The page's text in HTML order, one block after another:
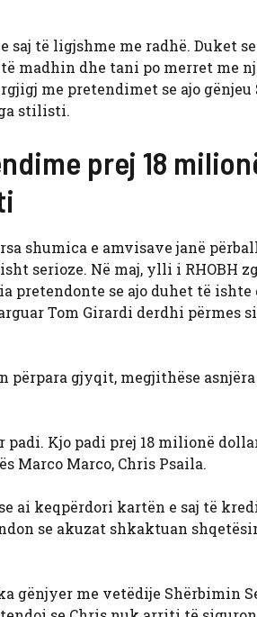
saj të ligjshme me radhë. Duket
madhin dhe tani po merret me
me pretendimet se ajo
stilisti.
prej 18
shumica e amvisave janë
serioze. Në maj, ylli i RHOBH
pretendonte se ajo duhet të
Tom Girardi derdhi përmes
përpara gjyqit, megjithëse
Kjo padi prej 18 milionë
Marco Marco, Chris Psaila.
ai keqpërdori kartën e saj të
se akuzat shkaktuan
gënjyer me vetëdije Shërbimin